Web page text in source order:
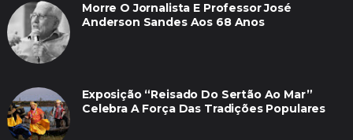
Morre O Jornalista E Professor José
Anderson Sandes Aos 68 Anos
Exposição “Reisado Do Sertão Ao Mar”
Celebra A Força Das Tradições Populares